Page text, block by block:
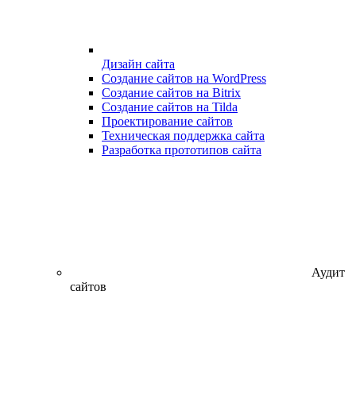
Дизайн сайта
Создание сайтов на WordPress
Создание сайтов на Bitrix
Создание сайтов на Tilda
Проектирование сайтов
Техническая поддержка сайта
Разработка прототипов сайта
Аудит
сайтов